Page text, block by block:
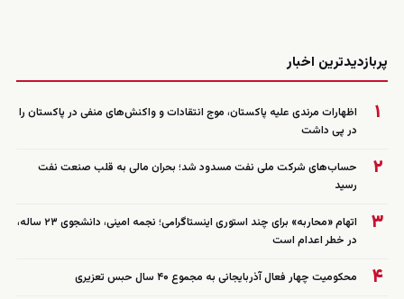
پربازدیدترین اخبار
۱
اظهارات مرندی علیه پاکستان، موج انتقادات و واکنش‌های منفی در پاکستان را
در پی داشت
۲
حساب‌های شرکت ملی نفت مسدود شد؛ بحران مالی به قلب صنعت نفت
رسید
۳
اتهام «محاربه» برای چند استوری اینستاگرامی؛ نجمه امینی، دانشجوی ۲۳ ساله،
در خطر اعدام است
۴ محکومیت چهار فعال آذربایجانی به مجموع ۴۰ سال حبس تعزیری